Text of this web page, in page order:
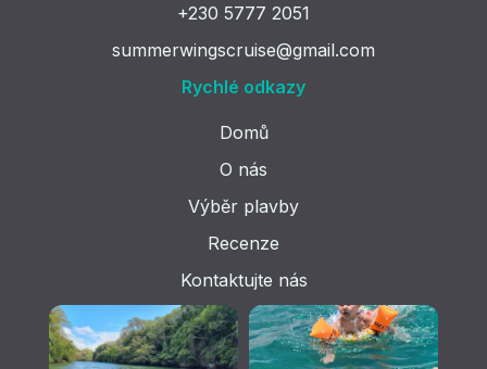
+230 5777 2051
summerwingscruise@gmail.com
Rychlé odkazy
Domů
O nás
Výběr plavby
Recenze
Kontaktujte nás